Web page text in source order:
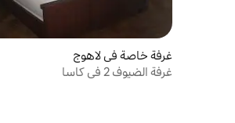
غرفة خاصة في لاهوج
غرفة الضيوف 2 في كاسا